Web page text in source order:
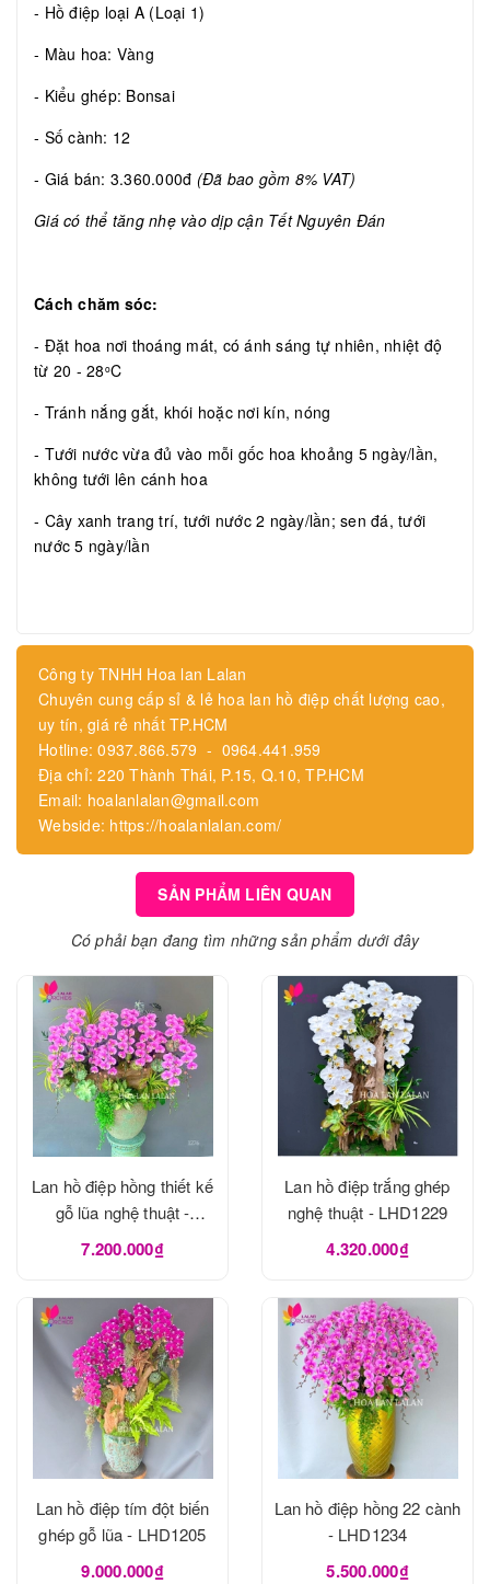
- Hồ điệp loại A (Loại 1)
- Màu hoa: Vàng
- Kiểu ghép: Bonsai
- Số cành: 12
- Giá bán: 3.360.000đ (Đã bao gồm 8% VAT)
Giá có thể tăng nhẹ vào dịp cận Tết Nguyên Đán
Cách chăm sóc:
- Đặt hoa nơi thoáng mát, có ánh sáng tự nhiên, nhiệt độ
từ 20 - 28oC
- Tránh nắng gắt, khói hoặc nơi kín, nóng
- Tưới nước vừa đủ vào mỗi gốc hoa khoảng 5 ngày/lần,
không tưới lên cánh hoa
- Cây xanh trang trí, tưới nước 2 ngày/lần; sen đá, tưới
nước 5 ngày/lần
Công ty TNHH Hoa lan Lalan
Chuyên cung cấp sỉ & lẻ hoa lan hồ điệp chất lượng cao,
uy tín, giá rẻ nhất TP.HCM
Hotline: 0937.866.579 - 0964.441.959
Địa chỉ: 220 Thành Thái, P.15, Q.10, TP.HCM
Email: hoalanlalan@gmail.com
Webside: https://hoalanlalan.com/
SẢN PHẨM LIÊN QUAN
Có phải bạn đang tìm những sản phẩm dưới đây
Lan hồ điệp hồng thiết kế
gỗ lũa nghệ thuật -
LHD1273
7.200.000₫
Lan hồ điệp trắng ghép
nghệ thuật - LHD1229
4.320.000₫
Lan hồ điệp tím đột biến
ghép gỗ lũa - LHD1205
9.000.000₫
Lan hồ điệp hồng 22 cành
- LHD1234
5.500.000₫